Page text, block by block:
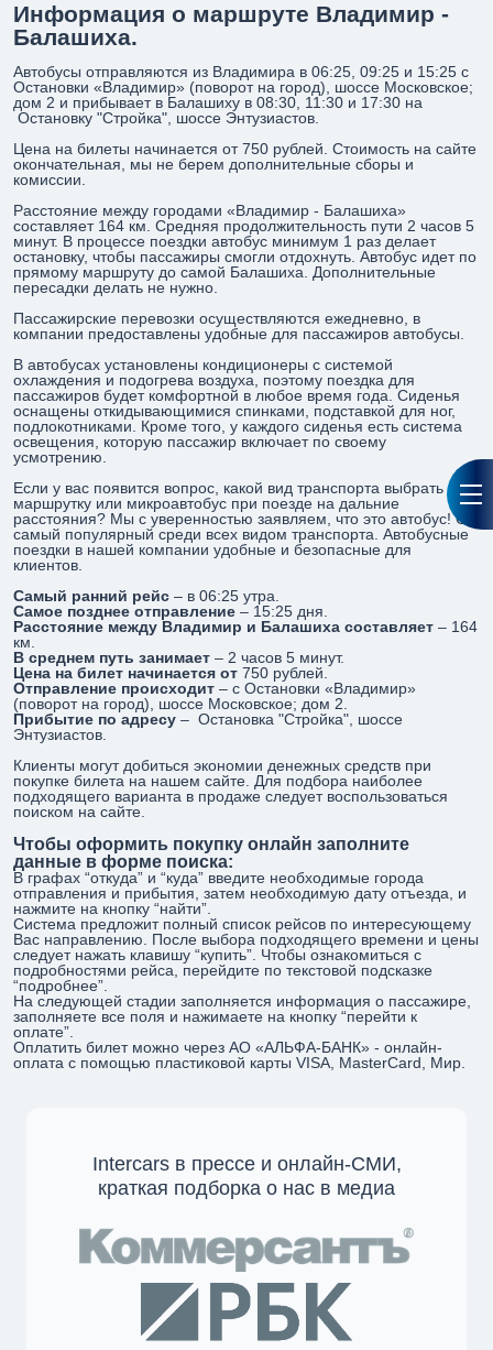
Информация о маршруте Владимир -
Балашиха.
Автобусы отправляются из Владимира в 06:25, 09:25 и 15:25 с
Остановки «Владимир» (поворот на город), шоссе Московское;
дом 2 и прибывает в Балашиху в 08:30, 11:30 и 17:30 на
Остановку "Стройка", шоссе Энтузиастов.
Цена на билеты начинается от 750 рублей. Стоимость на сайте
окончательная, мы не берем дополнительные сборы и
комиссии.
Расстояние между городами «Владимир - Балашиха»
составляет 164 км. Средняя продолжительность пути 2 часов 5
минут. В процессе поездки автобус минимум 1 раз делает
остановку, чтобы пассажиры смогли отдохнуть. Автобус идет по
прямому маршруту до самой Балашиха. Дополнительные
пересадки делать не нужно.
Пассажирские перевозки осуществляются ежедневно, в
компании предоставлены удобные для пассажиров автобусы.
В автобусах установлены кондиционеры с системой
охлаждения и подогрева воздуха, поэтому поездка для
пассажиров будет комфортной в любое время года. Сиденья
оснащены откидывающимися спинками, подставкой для ног,
подлокотниками. Кроме того, у каждого сиденья есть система
освещения, которую пассажир включает по своему
усмотрению.
Если у вас появится вопрос, какой вид транспорта выбрать
маршрутку или микроавтобус при поезде на дальние
расстояния? Мы с уверенностью заявляем, что это автобус! Он
самый популярный среди всех видом транспорта. Автобусные
поездки в нашей компании удобные и безопасные для
клиентов.
Самый ранний рейс – в 06:25 утра.
Самое позднее отправление – 15:25 дня.
Расстояние между Владимир и Балашиха составляет – 164
км.
В среднем путь занимает – 2 часов 5 минут.
Цена на билет начинается от 750 рублей.
Отправление происходит – с Остановки «Владимир»
(поворот на город), шоссе Московское; дом 2.
Прибытие по адресу – Остановка "Стройка", шоссе
Энтузиастов.
Клиенты могут добиться экономии денежных средств при
покупке билета на нашем сайте. Для подбора наиболее
подходящего варианта в продаже следует воспользоваться
поиском на сайте.
Чтобы оформить покупку онлайн заполните
данные в форме поиска:
В графах “откуда” и “куда” введите необходимые города
отправления и прибытия, затем необходимую дату отъезда, и
нажмите на кнопку “найти”.
Система предложит полный список рейсов по интересующему
Вас направлению. После выбора подходящего времени и цены
следует нажать клавишу “купить”. Чтобы ознакомиться с
подробностями рейса, перейдите по текстовой подсказке
“подробнее”.
На следующей стадии заполняется информация о пассажире,
заполняете все поля и нажимаете на кнопку “перейти к
оплате”.
Оплатить билет можно через АО «АЛЬФА-БАНК» - онлайн-
оплата с помощью пластиковой карты VISA, MasterCard, Мир.
Intercars в прессе и онлайн-СМИ,
краткая подборка о нас в медиа